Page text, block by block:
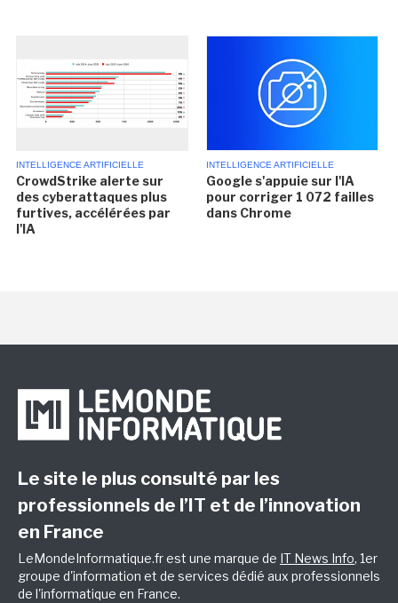
INTELLIGENCE ARTIFICIELLE
CrowdStrike alerte sur
des cyberattaques plus
furtives, accélérées par
l'IA
INTELLIGENCE ARTIFICIELLE
Google s'appuie sur l'IA
pour corriger 1 072 failles
dans Chrome
Le site le plus consulté par les
professionnels de l’IT et de l’innovation
en France
LeMondeInformatique.fr est une marque de IT News Info, 1er
groupe d'information et de services dédié aux professionnels
de l'informatique en France.